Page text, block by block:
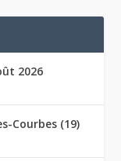
2026
Courbes (19)